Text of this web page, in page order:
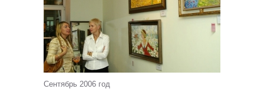
Сентябрь 2006 год